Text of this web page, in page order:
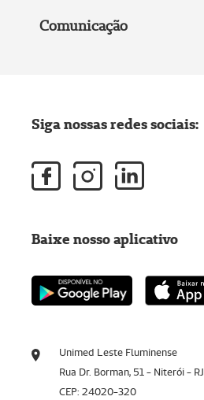
Comunicação
Unimed Leste Fluminense
Rua Dr. Borman, 51 - Niterói - RJ
CEP: 24020-320
Siga nossas redes sociais:
Baixe nosso aplicativo